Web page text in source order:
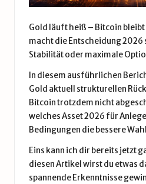
Gold läuft heiß – Bitcoin
macht die Entscheidung 2026
Stabilität oder maximale
In diesem ausführlichen
Gold aktuell strukturellen
Bitcoin trotzdem nicht
welches Asset 2026 für
Bedingungen die bessere
Eins kann ich dir bereits jetzt
diesen Artikel wirst du etwas
spannende Erkenntnisse